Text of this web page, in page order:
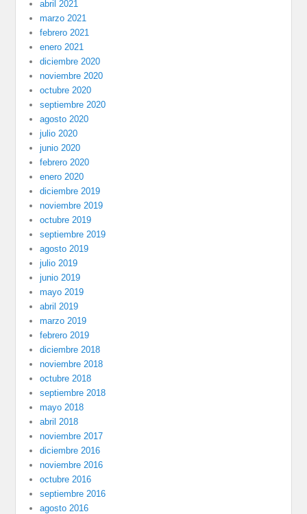
abril 2021
marzo 2021
febrero 2021
enero 2021
diciembre 2020
noviembre 2020
octubre 2020
septiembre 2020
agosto 2020
julio 2020
junio 2020
febrero 2020
enero 2020
diciembre 2019
noviembre 2019
octubre 2019
septiembre 2019
agosto 2019
julio 2019
junio 2019
mayo 2019
abril 2019
marzo 2019
febrero 2019
diciembre 2018
noviembre 2018
octubre 2018
septiembre 2018
mayo 2018
abril 2018
noviembre 2017
diciembre 2016
noviembre 2016
octubre 2016
septiembre 2016
agosto 2016